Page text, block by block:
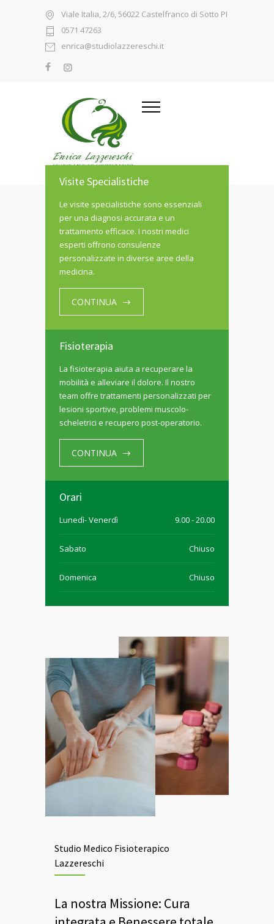
Viale Italia, 2/6, 56022 Castelfranco di Sotto PI
0571 47263
enrica@studiolazzereschi.it
Visite Specialistiche
Le visite specialistiche sono essenziali
per una diagnosi accurata e un
trattamento efficace. I nostri medici
esperti offrono consulenze
personalizzate in diverse aree della
medicina.
CONTINUA
Fisioterapia
La fisioterapia aiuta a recuperare la
mobilità e alleviare il dolore. Il nostro
team offre trattamenti personalizzati per
lesioni sportive, problemi muscolo-
scheletrici e recupero post-operatorio.
CONTINUA
Orari
Lunedì- Venerdì 9.00 - 20.00
Sabato Chiuso
Domenica Chiuso
Studio Medico Fisioterapico
Lazzereschi
La nostra Missione: Cura